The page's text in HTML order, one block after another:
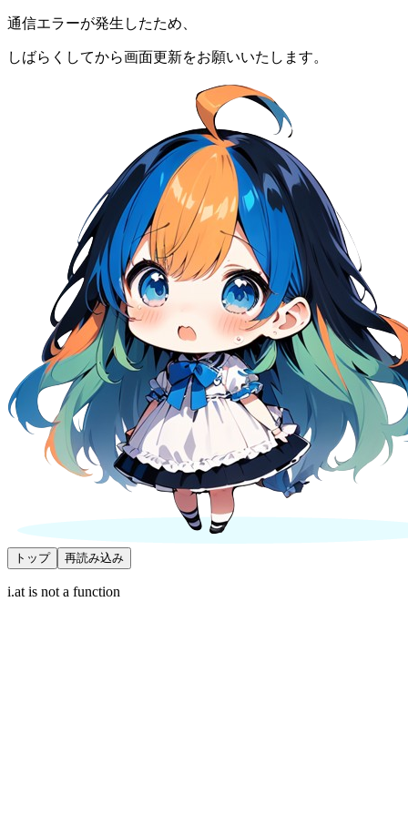
通信エラーが発生したため、
しばらくしてから画面更新をお願いいたします。
トップ 再読み込み
i.at is not a function